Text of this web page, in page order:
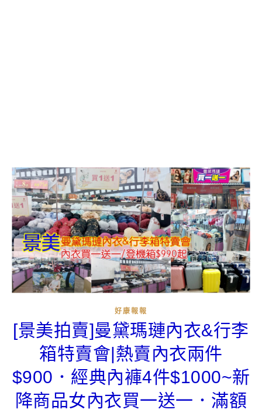
好康報報
[景美拍賣]曼黛瑪璉內衣&行李
箱特賣會|熱賣內衣兩件
$900．經典內褲4件$1000~新
降商品女內衣買一送一．滿額